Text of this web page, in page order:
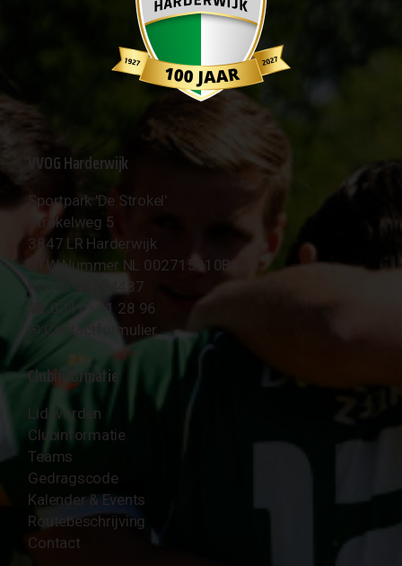
VVOG Harderwijk
Sportpark 'De Strokel'
Strokelweg 5
3847 LR Harderwijk
BTW Nummer NL 002715910B01
KvK Nr 40094437
☎︎ 0341 - 41 28 96
✉︎ Contactformulier
Clubinformatie
Lid worden
Clubinformatie
Teams
Gedragscode
Kalender & Events
Routebeschrijving
Contact